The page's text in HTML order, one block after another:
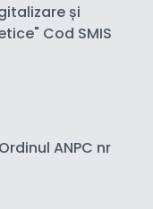
și
Cod SMIS
ANPC nr